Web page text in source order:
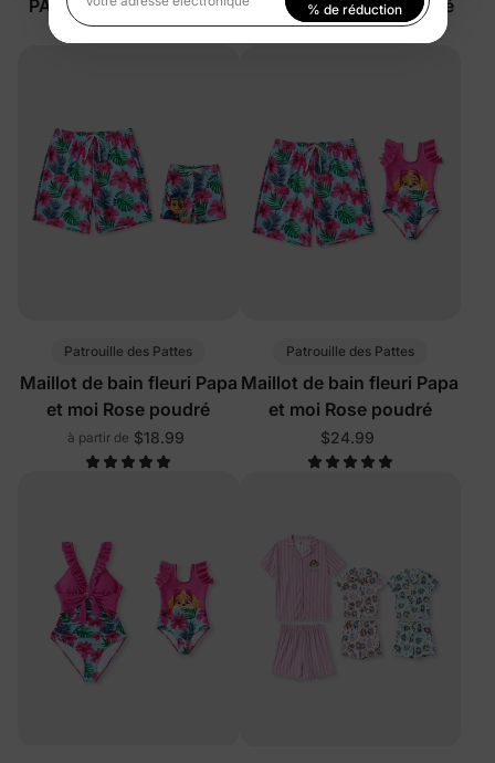
PAW Patrol avec Shorts
Intégrés
Patrol avec short intégré
Patrouille des Pattes
Maillot de bain fleuri Papa
et moi Rose poudré
à partir de $18.99
Patrouille des Pattes
Maillot de bain fleuri Papa
et moi Rose poudré
$24.99
Votre adresse électronique
% de réduction